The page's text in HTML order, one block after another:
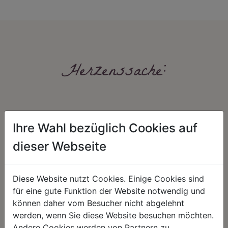
Herzenssache:
HARMONIE
Unser Sortiment steht für ein
positives Lebensgefühl. Wir
schenken natürliche, stilvolle
Momente für harmonische Stunden
zu Hause – den Ort, an dem
FAIRNESS
Nicht immer ist der günstigste Preis
auch ein guter Preis. Wir handeln
fair – im Hinblick auf unsere
Kalkulation, angemessene
Entlohnung und unsere
Ihre Wahl bezüglich Cookies auf
dieser Webseite
Diese Website nutzt Cookies. Einige Cookies sind
für eine gute Funktion der Website notwendig und
können daher vom Besucher nicht abgelehnt
werden, wenn Sie diese Website besuchen möchten.